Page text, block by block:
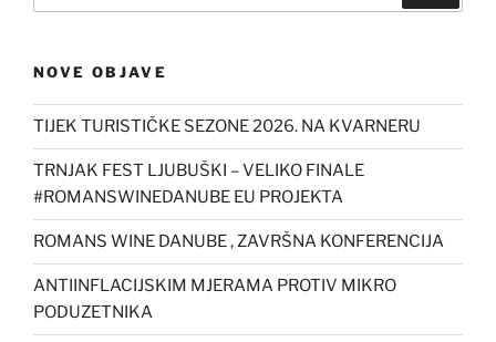
NOVE OBJAVE
TIJEK TURISTIČKE SEZONE 2026. NA KVARNERU
TRNJAK FEST LJUBUŠKI – VELIKO FINALE
#ROMANSWINEDANUBE EU PROJEKTA
ROMANS WINE DANUBE , ZAVRŠNA KONFERENCIJA
ANTIINFLACIJSKIM MJERAMA PROTIV MIKRO
PODUZETNIKA